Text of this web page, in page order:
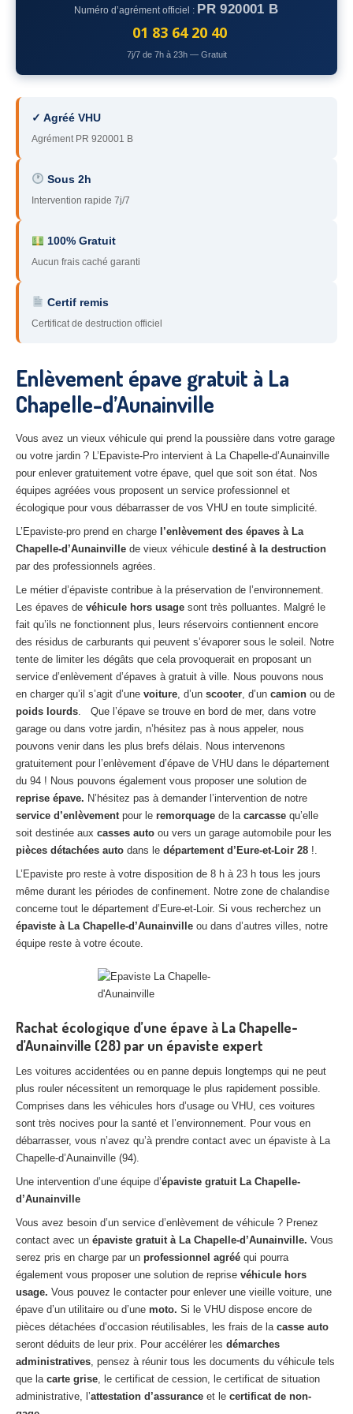
– Yvelines
– Hauts-de-Seine
93– Seine-Saint-Denis
94 – Val-de-Marne
95– Val d’Oise
91 – Essonne
– Yonne
60 – Oise
45 – Loiret
10– Aube
– Aisne
Tous les secteurs
CENTRE VHU AGRÉE
Centreagréé VHU Paris 75 : casse auto avec destruction
Centreagréé VHU 77 : casse auto avec destruction
Centreagréé VHU 78 : casse auto avec destruction
Centreagréé VHU 91 : casse auto avec destruction
Centreagréé VHU 92 : casse auto avec destruction
Centreagréé VHU 93 : casse auto avec destruction
Centreagréé VHU 94 : casse auto avec destruction
Centre agréé VHU 95 : casse auto avec destruction
DOCUMENTS À JOINDRE
RACHATVÉHICULES
CONTACT
01 83 64 20 40
Numéro d’agrément officiel : PR 920001 B
01 83 64 20 40
7j/7 de 7h à 23h — Gratuit
✓ Agréé VHU
Agrément PR 920001 B
Sous 2h
Intervention rapide 7j/7
100% Gratuit
Aucun frais caché garanti
Certif remis
Certificat de destruction officiel
Enlèvement épave gratuit à La
Chapelle-d’Aunainville
Vous avez un vieux véhicule qui prend la poussière dans votre garage
ou votre jardin ? L’Epaviste-Pro intervient à La Chapelle-d’Aunainville
pour enlever gratuitement votre épave, quel que soit son état. Nos
équipes agréées vous proposent un service professionnel et
écologique pour vous débarrasser de vos VHU en toute simplicité.
L’Epaviste-pro prend en charge l’enlèvement des épaves à La
Chapelle-d’Aunainville de vieux véhicule destiné à la destruction
par des professionnels agrées.
Le métier d’épaviste contribue à la préservation de l’environnement.
Les épaves de véhicule hors usage sont très polluantes. Malgré le
fait qu’ils ne fonctionnent plus, leurs réservoirs contiennent encore
des résidus de carburants qui peuvent s’évaporer sous le soleil. Notre
tente de limiter les dégâts que cela provoquerait en proposant un
service d’enlèvement d’épaves à gratuit à ville. Nous pouvons nous
en charger qu’il s’agit d’une voiture, d’un scooter, d’un camion ou de
poids lourds. Que l’épave se trouve en bord de mer, dans votre
garage ou dans votre jardin, n’hésitez pas à nous appeler, nous
pouvons venir dans les plus brefs délais. Nous intervenons
gratuitement pour l’enlèvement d’épave de VHU dans le département
du 94 ! Nous pouvons également vous proposer une solution de
reprise épave. N’hésitez pas à demander l’intervention de notre
service d’enlèvementpour le remorquage de la carcasse qu’elle
soit destinée aux casses auto ou vers un garage automobile pour les
pièces détachées auto dans le département d’Eure-et-Loir 28 !.
L’Epaviste pro reste à votre disposition de 8 h à 23 h tous les jours
même durant les périodes de confinement. Notre zone de chalandise
concerne tout le département d’Eure-et-Loir. Si vous recherchez un
épaviste à La Chapelle-d’Aunainville ou dans d’autres villes, notre
équipe reste à votre écoute.
Rachat écologique d’une épave à La Chapelle-
d’Aunainville (28) par un épaviste expert
Les voitures accidentées ou en panne depuis longtemps qui ne peut
plus rouler nécessitent un remorquage le plus rapidement possible.
Comprises dans les véhicules hors d’usage ou VHU, ces voitures
sont très nocives pour la santé et l’environnement. Pour vous en
débarrasser, vous n’avez qu’à prendre contact avec un épaviste à La
Chapelle-d’Aunainville (94).
Une intervention d’une équipe d’épaviste gratuit La Chapelle-
d’Aunainville
Vous avez besoin d’un service d’enlèvement de véhicule ? Prenez
contact avec un épaviste gratuit à La Chapelle-d’Aunainville. Vous
serez pris en charge par un professionnel agréé qui pourra
également vous proposer une solution de reprise véhicule hors
usage. Vous pouvez le contacter pour enlever une vieille voiture, une
épave d’un utilitaire ou d’une moto. Si le VHU dispose encore de
pièces détachées d’occasion réutilisables, les frais de la casse auto
seront déduits de leur prix. Pour accélérer les démarches
administratives, pensez à réunir tous les documents du véhicule tels
que la carte grise, le certificat de cession, le certificat de situation
administrative, l’attestation d’assurance et le certificat de non-